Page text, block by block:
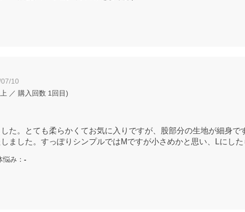
10
／ 購入回数 1回目)
た。とても柔らかくてお気に入りですが、股部分の生地が細身
ました。すっぽりシンプルではMですが小さめかと思い、Lにした
み： -